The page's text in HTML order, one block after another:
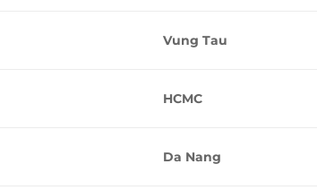
Vung Tau
HCMC
Da Nang